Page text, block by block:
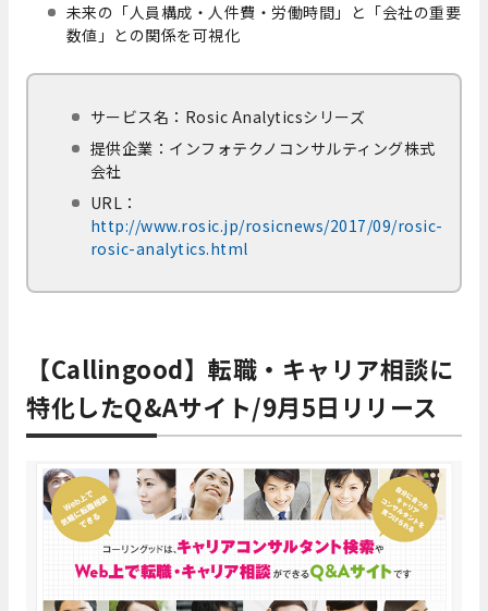
未来の「人員構成・人件費・労働時間」と「会社の重要
数値」との関係を可視化
サービス名：Rosic Analyticsシリーズ
提供企業：インフォテクノコンサルティング株式
会社
URL：
http://www.rosic.jp/rosicnews/2017/09/rosic-
rosic-analytics.html
【Callingood】転職・キャリア相談に
特化したQ&Aサイト/9月5日リリース